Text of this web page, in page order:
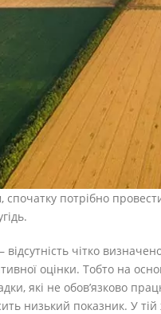
спочатку потрібно
чітко
оцінки. Тобто на
які не обов’язково
низький показник. У